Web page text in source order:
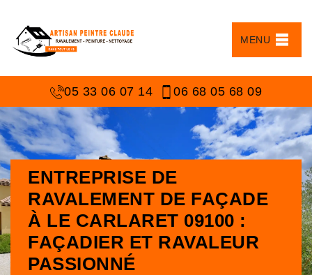
MENU
05 33 06 07 14 06 68 05 68 09
ENTREPRISE DE
RAVALEMENT DE FAÇADE
À LE CARLARET 09100 :
FAÇADIER ET RAVALEUR
PASSIONNÉ